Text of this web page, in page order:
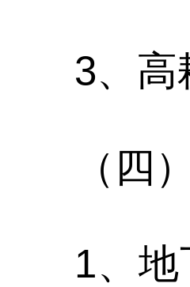
3、 高
（四
1、 地